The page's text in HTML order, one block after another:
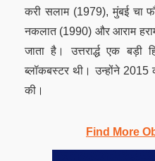
करी सलाम (1979), मुंबई चा
नकलात (1990) और आराम
जाता है। उत्तरार्द्ध एक
ब्लॉकबस्टर थी। उन्होंने 2015
की।
Find More